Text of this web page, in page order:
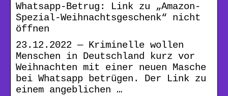
Whatsapp-Betrug: Link zu „Amazon-
Spezial-Weihnachtsgeschenk“ nicht
öffnen
23.12.2022 — Kriminelle wollen
Menschen in Deutschland kurz vor
Weihnachten mit einer neuen Masche
bei Whatsapp betrügen. Der Link zu
einem angeblichen …